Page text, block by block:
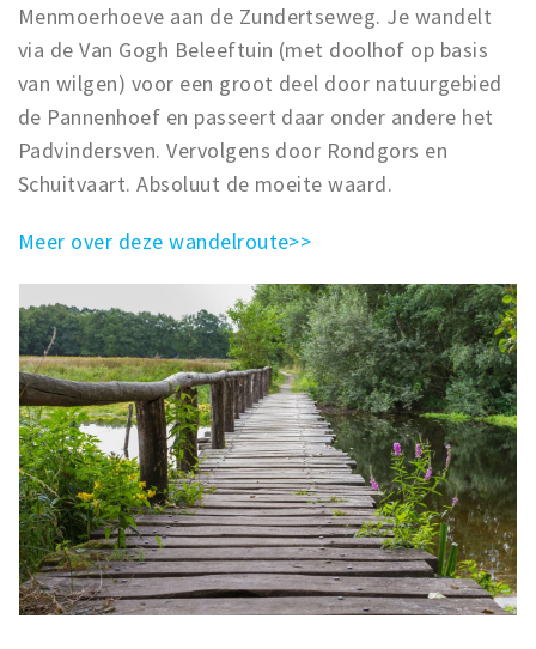
Menmoerhoeve aan de Zundertseweg. Je wandelt
via de Van Gogh Beleeftuin (met doolhof op basis
van wilgen) voor een groot deel door natuurgebied
de Pannenhoef en passeert daar onder andere het
Padvindersven. Vervolgens door Rondgors en
Schuitvaart. Absoluut de moeite waard.
Meer over deze wandelroute>>